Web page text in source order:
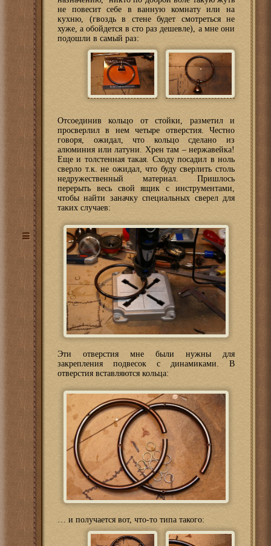
не повесит себе в ванную комнату или на
кухню, (гвоздь в стене будет смотреться не
хуже, а обойдется в сто раз дешевле), а мне они
подошли в самый раз:
Отсоединив кольцо от стойки, разметил и
просверлил в нем четыре отверстия. Честно
говоря, ожидал, что кольцо сделано из
алюминия или латуни. Хрен там – нержавейка!
Еще и толстенная такая. Сходу посадил в ноль
сверло т.к. не ожидал, что буду сверлить столь
недружественный материал. Пришлось
перерыть весь свой ящик с инструментами,
чтобы найти заначку специальных сверел для
таких случаев:
Эти отверстия мне были нужны для
закрепления подвесок с динамиками. В
отверстия вставляются кольца:
… и получается вот, что-то типа такого: